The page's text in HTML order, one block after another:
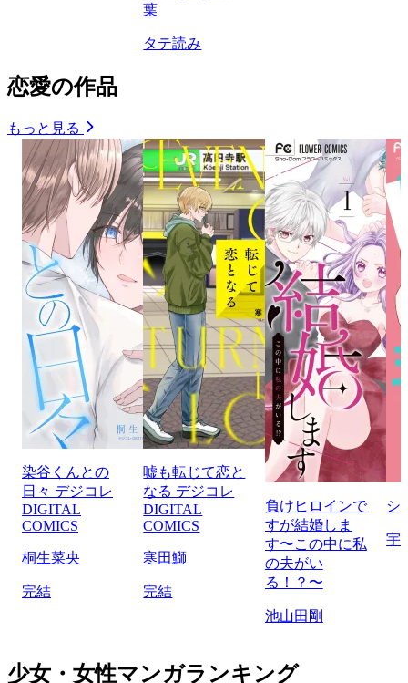
葉
タテ読み
恋愛の作品
もっと見る
染谷くんとの
日々 デジコレ
DIGITAL
COMICS
桐生菜央
完結
嘘も転じて恋と
なる デジコレ
DIGITAL
COMICS
寒田鰤
完結
負けヒロインで
すが結婚しま
す〜この中に私
の夫がい
る！？〜
池山田剛
シ
宇
少女・女性マンガランキング